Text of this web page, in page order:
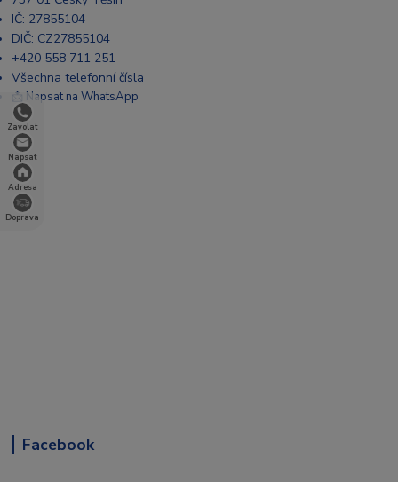
Zavolat
Napsat
Adresa
Doprava
IČ: 27855104
DIČ: CZ27855104
+420 558 711 251
Všechna telefonní čísla
📩 Napsat na WhatsApp
Facebook